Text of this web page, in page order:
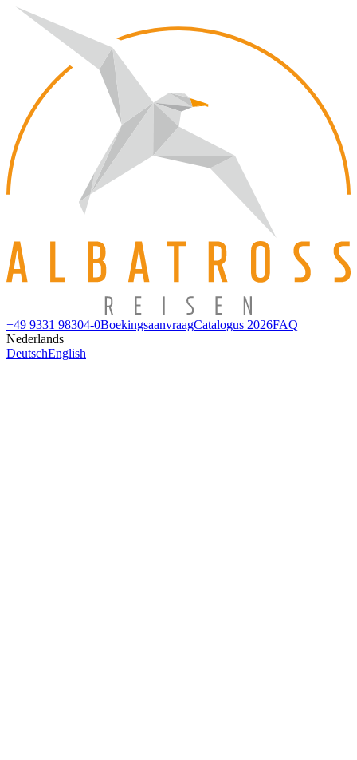
+49 9331 98304-0BoekingsaanvraagCatalogus 2026FAQ
Nederlands
DeutschEnglish